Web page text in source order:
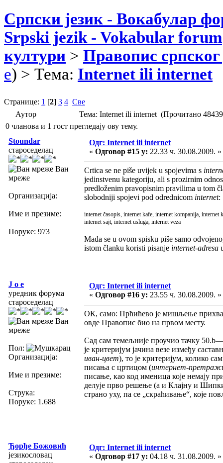
Српски језик - Вокабулар
Srpski jezik - Vokabular forum
култури > Правопис српског
e) > Тема: Internet ili internet
Странице: 1 [2] 3 4 Све
Аутор
Тема: Internet ili internet (Прочитано
0 чланова и 1 гост прегледају ову тему.
Stoundar
староседелац
Ван
мреже
Организација:
Име и презиме:
Поруке: 973
Одг: Internet ili internet
« Одговор #15 у: 22.33 ч. 30.08.2009. »
Crtica se ne piše uvijek u spojevima s
jedinstvenu kategoriju, ali s prozirnim
predloženim pravopisnim pravilima u tom
slobodniji spojevi pod odrednicom internet:
internet časopis, internet kafe, internet kompanija,
internet sajt, internet usluga, internet veza
Mada se u ovom spisku piše samo
istom članku koristi pisanje internet-adresa
J o e
уредник форума
староседелац
Ван
мреже
Пол:
Организација:
Име и презиме:
Струка:
Поруке: 1.688
Одг: Internet ili internet
« Одговор #16 у: 23.55 ч. 30.08.2009. »
ОК, само: Прћићево је мишљење
овде Правопис био на првом месту.
Сад сам темељније проучио тачку
је критеријум јачина везе између
иван-цвет), то је критеријум, колико
писања с цртицом (интернет-
писање, као код именица које немају
делује прво решење (а и Клајну и
страно уху, па се „скраћивање“, које
Ђорђе Божовић
језикословац
Одг: Internet ili internet
« Одговор #17 у: 04.18 ч. 31.08.2009. »